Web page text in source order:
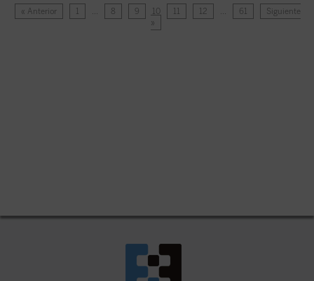
« Anterior 1 … 8 9 10 11 12 … 61
Siguiente
»